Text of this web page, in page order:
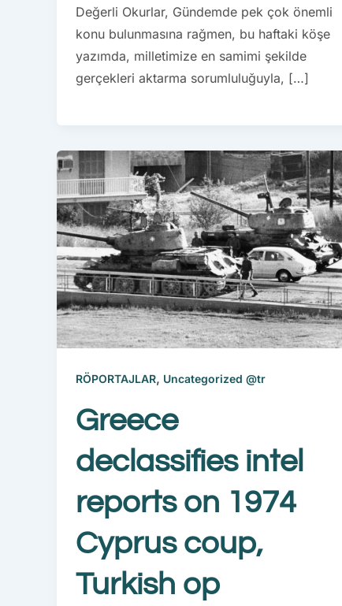
Değerli Okurlar, Gündemde pek çok önemli
konu bulunmasına rağmen, bu haftaki köşe
yazımda, milletimize en samimi şekilde
gerçekleri aktarma sorumluluğuyla, […]
RÖPORTAJLAR, Uncategorized @tr
Greece
declassifies intel
reports on 1974
Cyprus coup,
Turkish op